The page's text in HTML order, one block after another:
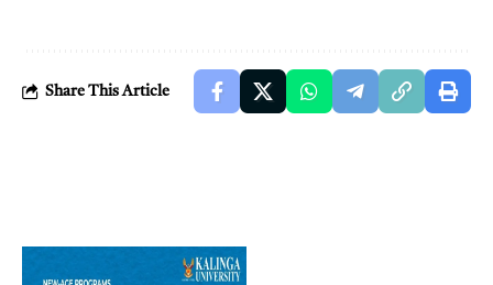
Share This Article